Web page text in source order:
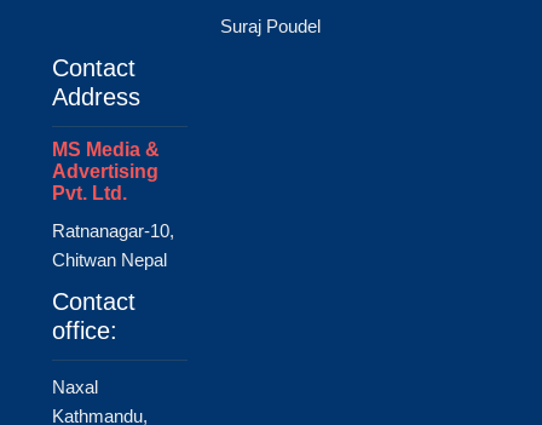
Suraj Poudel
Contact
Address
MS Media &
Advertising
Pvt. Ltd.
Ratnanagar-10,
Chitwan Nepal
Contact
office:
Naxal
Kathmandu,